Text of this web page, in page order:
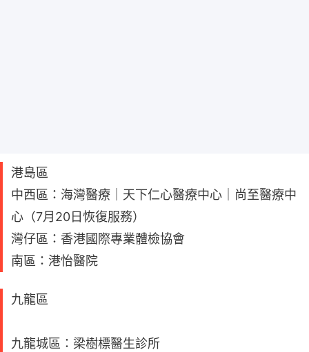
港島區
中西區：海灣醫療｜天下仁心醫療中心｜尚至醫療中
心（7月20日恢復服務）
灣仔區：香港國際專業體檢協會
南區：港怡醫院
九龍區
九龍城區：梁樹標醫生診所